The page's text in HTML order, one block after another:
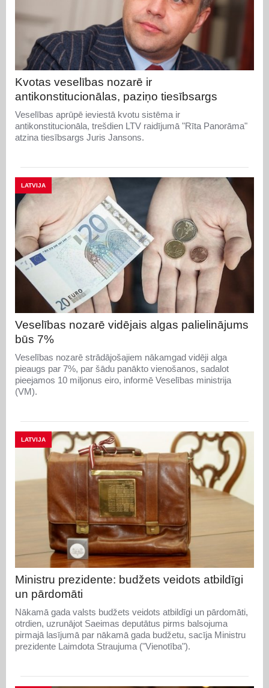
Kvotas veselības nozarē ir
antikonstitucionālas, paziņo tiesībsargs
Veselības aprūpē ieviestā kvotu sistēma ir
antikonstitucionāla, trešdien LTV raidījumā "Rīta Panorāma"
atzina tiesībsargs Juris Jansons.
LATVIJA
Veselības nozarē vidējais algas palielinājums
būs 7%
Veselības nozarē strādājošajiem nākamgad vidēji alga
pieaugs par 7%, par šādu panākto vienošanos, sadalot
pieejamos 10 miljonus eiro, informē Veselības ministrija
(VM).
LATVIJA
Ministru prezidente: budžets veidots atbildīgi
un pārdomāti
Nākamā gada valsts budžets veidots atbildīgi un pārdomāti,
otrdien, uzrunājot Saeimas deputātus pirms balsojuma
pirmajā lasījumā par nākamā gada budžetu, sacīja Ministru
prezidente Laimdota Straujuma ("Vienotība").